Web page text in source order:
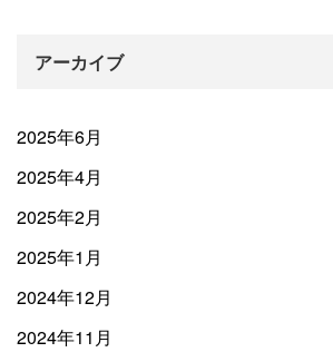
アーカイブ
2025年6月
2025年4月
2025年2月
2025年1月
2024年12月
2024年11月